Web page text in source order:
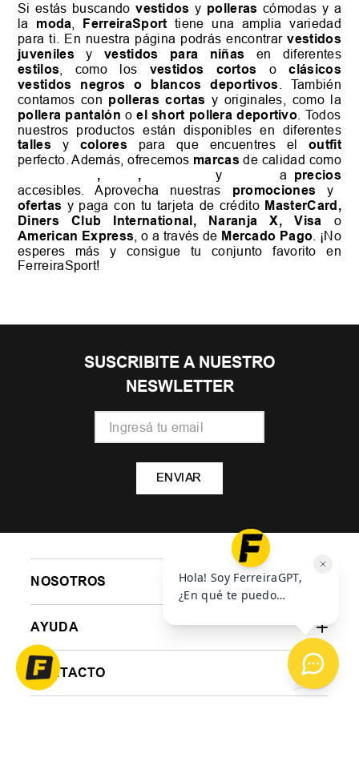
Si estás buscandovestidosy polleras cómodas y a
la moda FerreiraSporttiene una amplia variedad
para ti. En nuestra página podrás encontrarvestidos
juvenilesy vestidos para niñas en diferentes
estilos , como los vestidos cortos oclásicos
vestidos negros o blancos deportivos . También
contamos con polleras cortas y originales, como la
pollera pantalón oel short pollera deportivo . Todos
nuestros productos están disponibles en diferentes
talles y colores para que encuentres eloutfit
perfecto. Además, ofrecemos marcasde calidad como
, , y a precios
accesibles. Aprovecha nuestras promocionesy
ofertas y paga con tu tarjeta de crédito MasterCard,
Diners Club International, Naranja X, Visa o
American Express , o a través de Mercado Pago . ¡No
esperes más y consigue tu conjunto favorito en
FerreiraSport!
SUSCRIBITE A NUESTRO
NESWLETTER
ENVIAR
NOSOTROS
AYUDA
CONTACTO